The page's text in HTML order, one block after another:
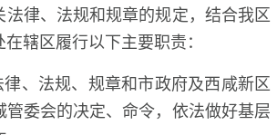
法律、法规和规章的规定，结合我区
辖区履行以下主要职责：
、法规、规章和市政府及西咸新区
管委会的决定、命令，依法做好基层